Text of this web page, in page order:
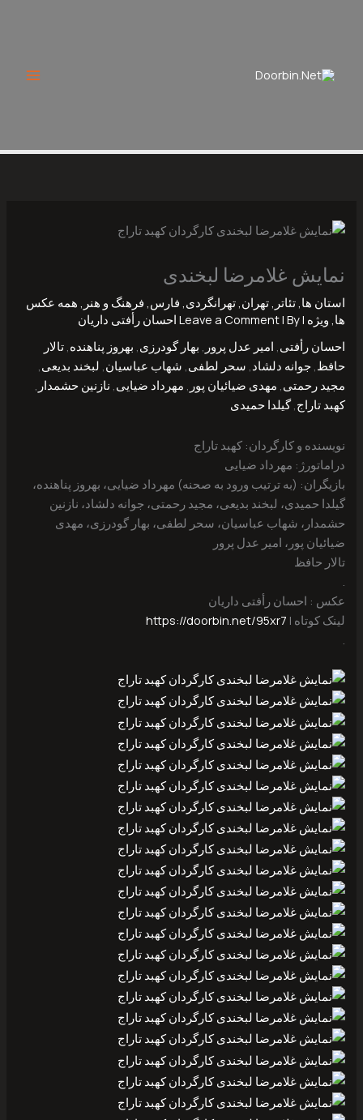
نمایش غلامرضا لبخندی
استان ها,تئاتر ,تهران,تهرانگردی, فارس, فرهنگ و هنر , همه عکس
ها, ویژه |
Leave a Comment| By
احسان رأفتی داریان
احسان رأفتی, امیر ‌عدل ‌پرور , بهار ‌گودرزی, بهروز ‌پناهنده,تالار
‌حافظ,جوانه ‌دلشاد, سحر لطفی, شهاب ‌عباسیان, لبخند ‌بدیعی,
مجید ‌رحمتی, مهدی ‌ضیائیان ‌پور , مهرداد ضیایی, نازنین ‌حشمدار ,
کهبد ‌تاراج,گیلدا ‌حمیدی
نویسنده و کارگردان: کهبد ‌تاراج
دراماتورژ: مهرداد ضیایی
بازیگران: (به ترتیب ورود به صحنه) مهرداد ضیایی، بهروز ‌پناهنده،
گیلدا ‌حمیدی، لبخند ‌بدیعی، مجید ‌رحمتی، جوانه ‌دلشاد، نازنین
‌حشمدار، شهاب ‌عباسیان، سحر لطفی، بهار ‌گودرزی، مهدی
‌ضیائیان ‌پور، امیر ‌عدل ‌پرور
تالار ‌حافظ
.
عکس : احسان رأفتی داریان
لینک کوتاه | https://doorbin.net/95xr7
.